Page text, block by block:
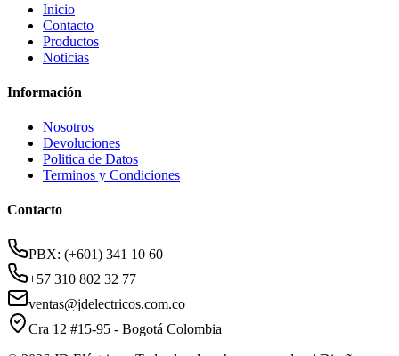
Inicio
Contacto
Productos
Noticias
Información
Nosotros
Devoluciones
Politica de Datos
Terminos y Condiciones
Contacto
PBX: (+601) 341 10 60
+57 310 802 32 77
ventas@jdelectricos.com.co
Cra 12 #15-95 - Bogotá Colombia